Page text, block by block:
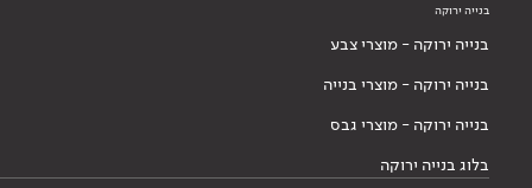
בנייה ירוקה
בנייה ירוקה - מוצרי צבע
בנייה ירוקה - מוצרי בנייה
בנייה ירוקה - מוצרי גבס
בלוג בנייה ירוקה